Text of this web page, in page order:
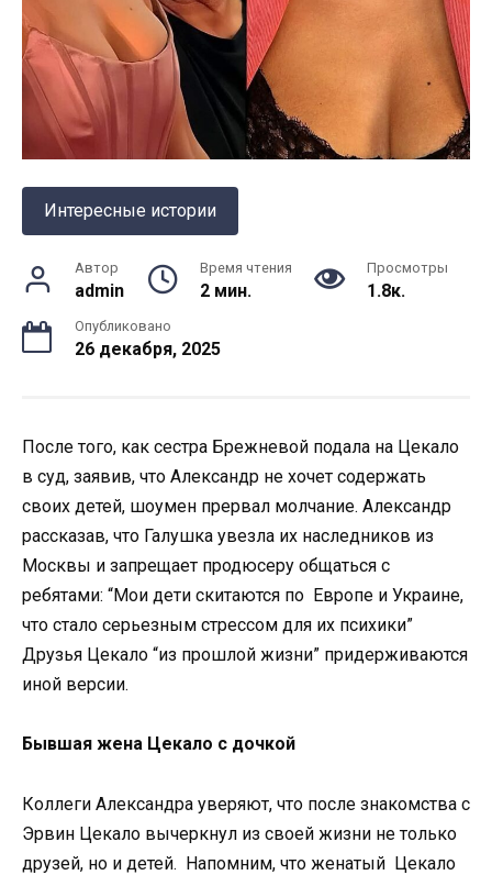
Интересные истории
Автор
admin
Время чтения
2 мин.
Просмотры
1.8к.
Опубликовано
26 декабря, 2025
После того, как сестра Брежневой подала на Цекало
в суд, заявив, что Александр не хочет содержать
своих детей, шоумен прервал молчание. Александр
рассказав, что Галушка увезла их наследников из
Москвы и запрещает продюсеру общаться с
ребятами: “Мои дети скитаются по Европе и Украине,
что стало серьезным стрессом для их психики”
Друзья Цекало “из прошлой жизни” придерживаются
иной версии.
Бывшая жена Цекало с дочкой
Коллеги Александра уверяют, что после знакомства с
Эрвин Цекало вычеркнул из своей жизни не только
друзей, но и детей. Напомним, что женатый Цекало